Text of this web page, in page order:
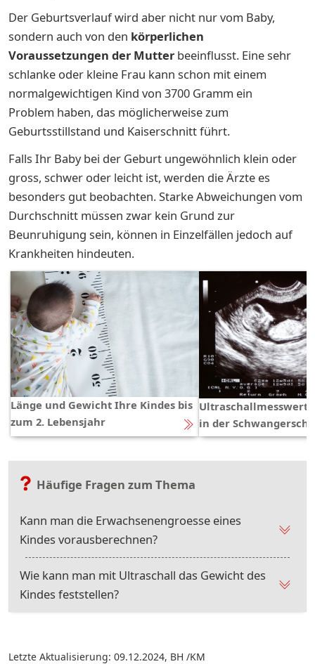
Der Geburtsverlauf wird aber nicht nur vom Baby,
sondern auch von den körperlichen
Voraussetzungen der Mutter beeinflusst. Eine sehr
schlanke oder kleine Frau kann schon mit einem
normalgewichtigen Kind von 3700 Gramm ein
Problem haben, das möglicherweise zum
Geburtsstillstand und Kaiserschnitt führt.
Falls Ihr Baby bei der Geburt ungewöhnlich klein oder
gross, schwer oder leicht ist, werden die Ärzte es
besonders gut beobachten. Starke Abweichungen vom
Durchschnitt müssen zwar kein Grund zur
Beunruhigung sein, können in Einzelfällen jedoch auf
Krankheiten hindeuten.
Länge und Gewicht Ihre Kindes bis
zum 2. Lebensjahr
in der
Häufige Fragen zum Thema
Kann man die Erwachsenengroesse eines
Kindes vorausberechnen?
Wie kann man mit Ultraschall das Gewicht des
Kindes feststellen?
Letzte Aktualisierung: 09.12.2024, BH /KM